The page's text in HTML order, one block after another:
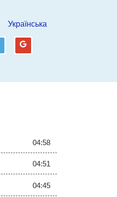
Українська
gp
04:58
04:51
04:45